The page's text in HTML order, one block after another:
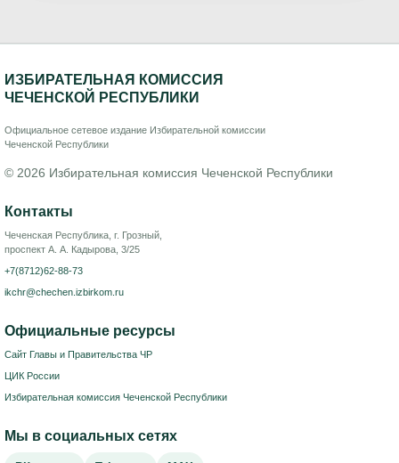
ИЗБИРАТЕЛЬНАЯ КОМИССИЯ
ЧЕЧЕНСКОЙ РЕСПУБЛИКИ
Официальное сетевое издание Избирательной комиссии
Чеченской Республики
© 2026 Избирательная комиссия Чеченской Республики
Контакты
Чеченская Республика, г. Грозный,
проспект А. А. Кадырова, 3/25
+7(8712)62-88-73
ikchr@chechen.izbirkom.ru
Официальные ресурсы
Сайт Главы и Правительства ЧР
ЦИК России
Избирательная комиссия Чеченской Республики
Мы в социальных сетях